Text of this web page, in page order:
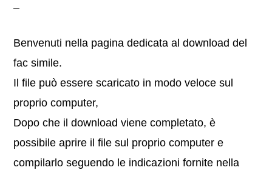
Benvenuti nella pagina dedicata al download del
fac simile.
Il file può essere scaricato in modo veloce sul
proprio computer,
Dopo che il download viene completato, è
possibile aprire il file sul proprio computer e
compilarlo seguendo le indicazioni fornite nella